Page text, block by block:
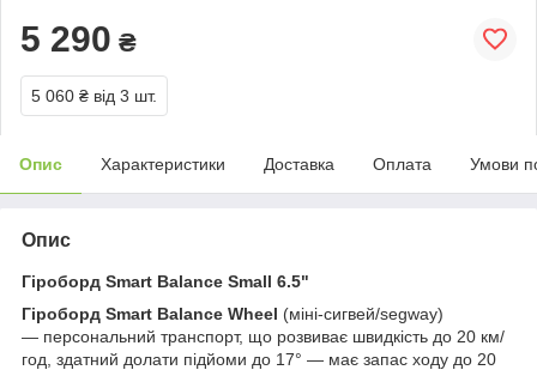
5 290 ₴
5 060 ₴ від 3 шт.
Опис Характеристики Доставка Оплата Умови
Опис
Гіроборд Smart Balance Small 6.5"
Гіроборд Smart Balance Wheel (міні-сигвей/segway)
— персональний транспорт, що розвиває швидкість до 20 км/
год, здатний долати підйоми до 17° — має запас ходу до 20